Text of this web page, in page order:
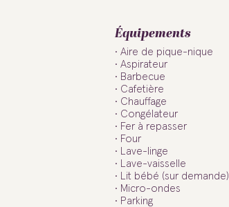
Équipements
Aire de pique-nique
Aspirateur
Barbecue
Cafetière
Chauffage
Congélateur
Fer à repasser
Four
Lave-linge
Lave-vaisselle
Lit bébé (sur demande)
Micro-ondes
Parking